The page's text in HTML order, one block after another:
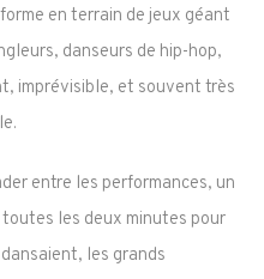
en terrain de jeux géant
danseurs de hip-hop,
imprévisible, et souvent très
entre les performances, un
toutes les deux minutes pour
les grands